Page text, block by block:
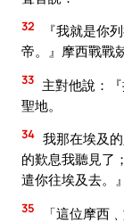
32
『我就是你
帝。』摩西戰戰
33 主對他說：
聖地。
34 我那在埃及
的歎息我聽見了
遣你往埃及去。』
35
「這位摩西